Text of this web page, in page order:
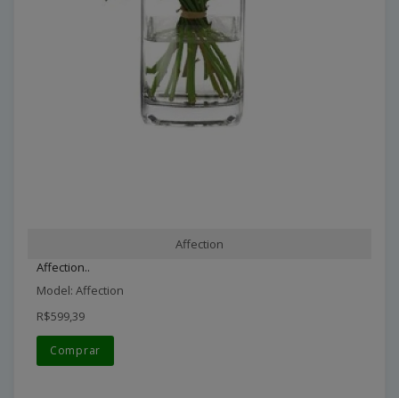
Affection
Affection..
Model: Affection
R$599,39
Comprar